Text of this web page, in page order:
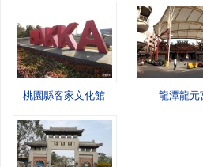
桃園縣客家文化館 龍潭龍元